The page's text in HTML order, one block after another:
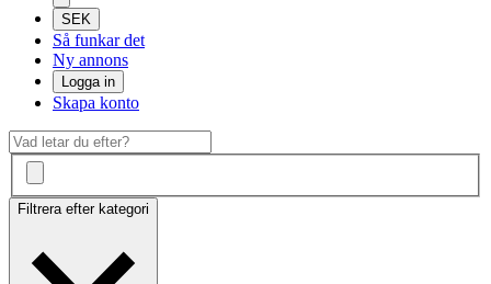
SEK
Så funkar det
Ny annons
Logga in
Skapa konto
Filtrera efter kategori